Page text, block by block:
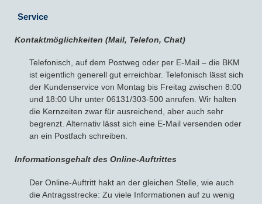
Service
Kontaktmöglichkeiten (Mail, Telefon, Chat)
Telefonisch, auf dem Postweg oder per E-Mail – die BKM
ist eigentlich generell gut erreichbar. Telefonisch lässt sich
der Kundenservice von Montag bis Freitag zwischen 8:00
und 18:00 Uhr unter 06131/303-500 anrufen. Wir halten
die Kernzeiten zwar für ausreichend, aber auch sehr
begrenzt. Alternativ lässt sich eine E-Mail versenden oder
an ein Postfach schreiben.
Informationsgehalt des Online-Auftrittes
Der Online-Auftritt hakt an der gleichen Stelle, wie auch
die Antragsstrecke: Zu viele Informationen auf zu wenig